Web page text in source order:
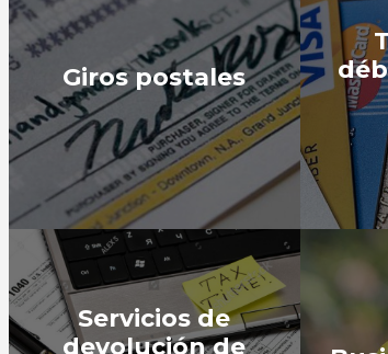
Giros postales
Servicios de
devolución de